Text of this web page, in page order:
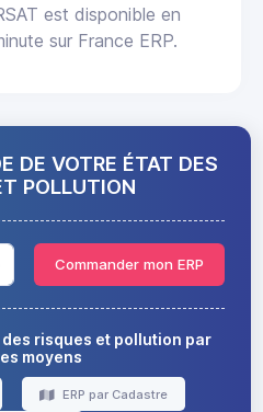
est disponible en
sur France ERP.
DE VOTRE ÉTAT DES
POLLUTION
Commander mon ERP
risques et pollution par
moyens
ERP par Cadastre